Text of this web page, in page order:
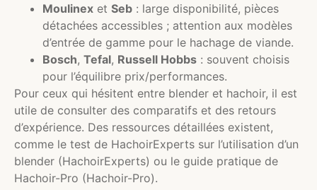
Moulinex et Seb : large disponibilité, pièces
détachées accessibles ; attention aux modèles
d’entrée de gamme pour le hachage de viande.
Bosch, Tefal, Russell Hobbs : souvent choisis
pour l’équilibre prix/performances.
Pour ceux qui hésitent entre blender et hachoir, il est
utile de consulter des comparatifs et des retours
d’expérience. Des ressources détaillées existent,
comme le test de HachoirExperts sur l’utilisation d’un
blender (HachoirExperts) ou le guide pratique de
Hachoir-Pro (Hachoir-Pro).